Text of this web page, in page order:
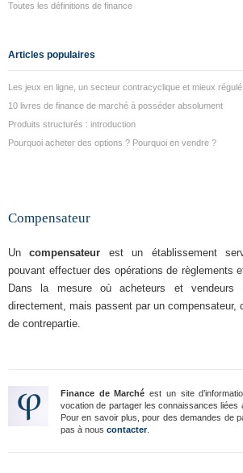
Toutes les définitions de finance
Articles populaires
Les jeux en ligne, un secteur contracyclique et mieux
10 livres de finance de marché à posséder absolument
Produits structurés : introduction
Pourquoi acheter des options ? Pourquoi en vendre ?
Compensateur
Uncompensateur est un établissement
pouvant effectuer des opérations de règlements
Dans la mesure où acheteurs et
directement, mais passent par un compensateur,
de contrepartie.
Finance de Marché est un site
vocation de partager les connaissances liées
Pour en savoir plus, pour des demandes de
pas à nous contacter.